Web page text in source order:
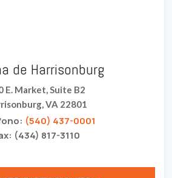
de Harrisonburg
E. Market, Suite B2
VA 22801
(540) 437-0001
(434) 817-3110